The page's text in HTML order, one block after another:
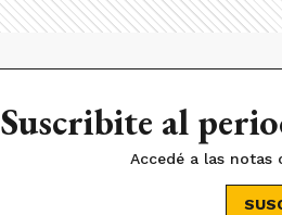
Suscribite al
Accedé a las notas